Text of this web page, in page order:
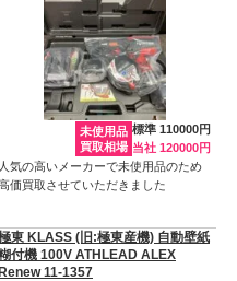
未使用品
買取相場
標準 110000円
当社 120000円
人気の高いメーカーで未使用品のため
価買取させていただきました
東 KLASS (旧:極東産機) 自動壁紙
付機 100V ATHLEAD ALEX
11-1357